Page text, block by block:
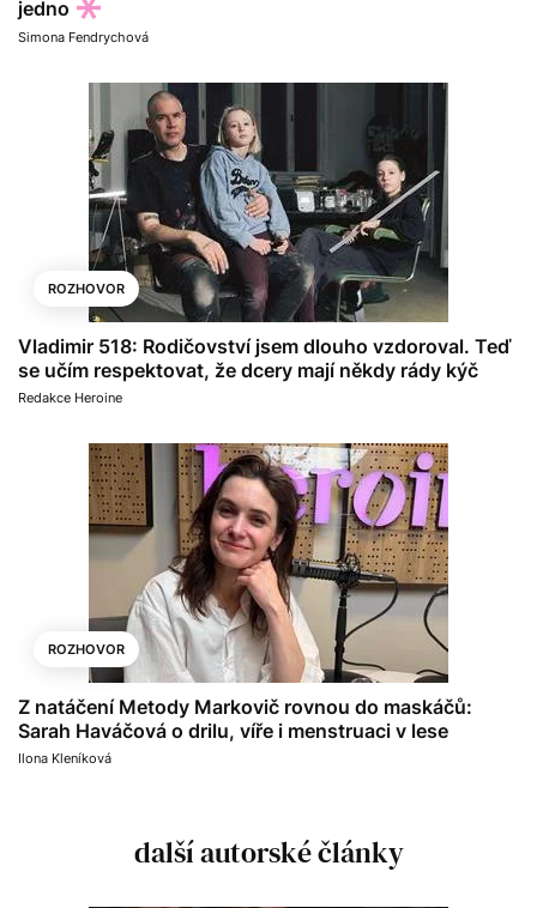
jedno
Simona Fendrychová
ROZHOVOR
Vladimir 518: Rodičovství jsem dlouho vzdoroval. Teď
se učím respektovat, že dcery mají někdy rády kýč
Redakce Heroine
ROZHOVOR
Z natáčení Metody Markovič rovnou do maskáčů:
Sarah Haváčová o drilu, víře i menstruaci v lese
Ilona Kleníková
další autorské články